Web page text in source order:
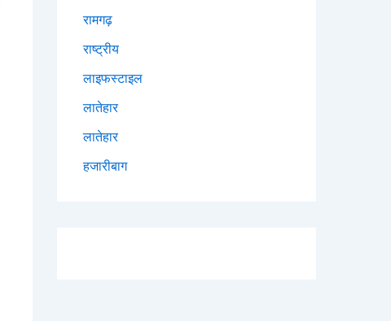
रामगढ़
राष्ट्रीय
लाइफस्टाइल
लातेहार
लातेहार
हजारीबाग